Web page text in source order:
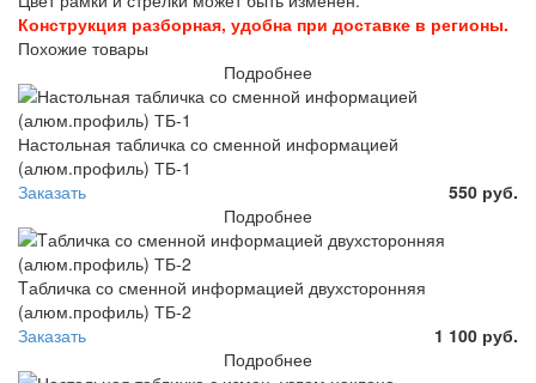
Конструкция разборная, удобна при доставке в регионы.
Похожие товары
Подробнее
Настольная табличка со сменной информацией
(алюм.профиль) ТБ-1
Заказать
550 руб.
Подробнее
Tабличка со сменной информацией двухсторонняя
(алюм.профиль) ТБ-2
Заказать
1 100 руб.
Подробнее